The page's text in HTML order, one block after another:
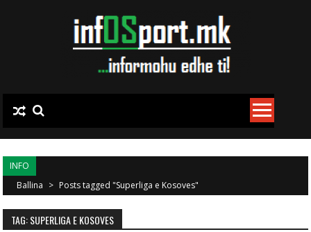
INFO
Ballina > Posts tagged "Superliga e Kosoves"
TAG: SUPERLIGA E KOSOVES